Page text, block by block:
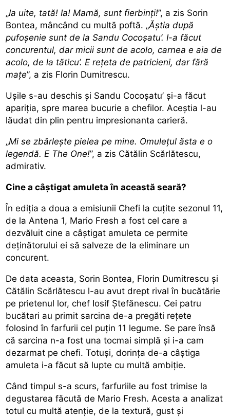
„Ia uite, tată! Ia! Mamă, sunt fierbinți!”, a zis Sorin
Bontea, mâncând cu multă poftă. „Ăștia după
pufoșenie sunt de la Sandu Cocoșatu’. I-a făcut
concurentul, dar micii sunt de acolo, carnea e aia de
acolo, de la tăticu’. E rețeta de patricieni, dar fără
mațe”, a zis Florin Dumitrescu.
Ușile s-au deschis și Sandu Cocoșatu’ și-a făcut
apariția, spre marea bucurie a chefilor. Aceștia l-au
lăudat din plin pentru impresionanta carieră.
„Mi se zbârlește pielea pe mine. Omulețul ăsta e o
legendă. E The One!”, a zis Cătălin Scărlătescu,
admirativ.
Cine a câștigat amuleta în această seară?
În ediția a doua a emisiunii Chefi la cuțite sezonul 11,
de la Antena 1, Mario Fresh a fost cel care a
dezvăluit cine a câștigat amuleta ce permite
deținătorului ei să salveze de la eliminare un
concurent.
De data aceasta, Sorin Bontea, Florin Dumitrescu și
Cătălin Scărlătescu l-au avut drept rival în bucătărie
pe prietenul lor, chef Iosif Ștefănescu. Cei patru
bucătari au primit sarcina de-a pregăti rețete
folosind în farfurii cel puțin 11 legume. Se pare însă
că sarcina n-a fost una tocmai simplă și i-a cam
dezarmat pe chefi. Totuși, dorința de-a câștiga
amuleta i-a făcut să lupte cu multă ambiție.
Când timpul s-a scurs, farfuriile au fost trimise la
degustarea făcută de Mario Fresh. Acesta a analizat
totul cu multă atenție, de la textură, gust și